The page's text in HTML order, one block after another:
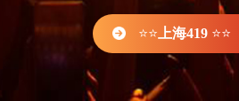
⭐⭐ 上海419 ⭐⭐